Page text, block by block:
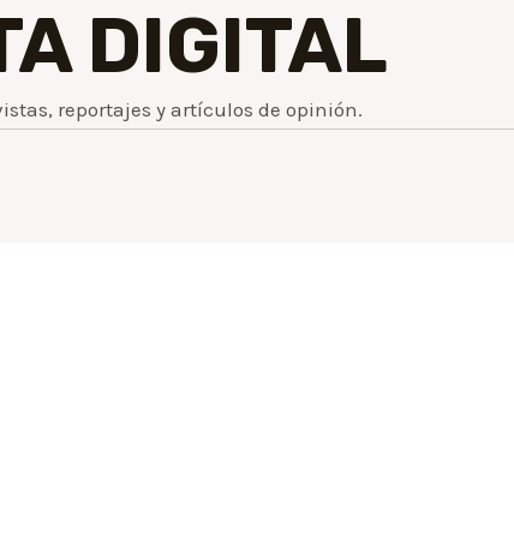
DIGITAL
reportajes y artículos de opinión.